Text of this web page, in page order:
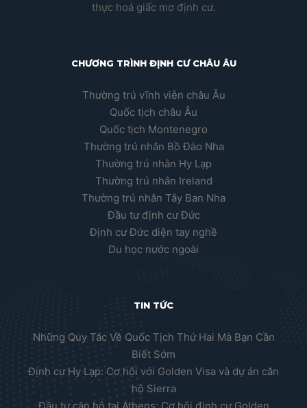
thực hoá giấc mơ định cư.
CHƯƠNG TRÌNH ĐỊNH CƯ CHÂU ÂU
Thường trú vĩnh viễn châu Âu
Quốc tịch châu Âu
Quốc tịch Montenegro
Thường trú nhân Bồ Đào Nha
Thường trú nhân Hy Lạp
Thường trú nhân Ireland
Thường trú nhân Tây Ban Nha
Đầu tư định cư Đức
Định cư Đức diện tay nghề
Du học nước ngoài
TIN TỨC
Những Quy Tắc Về Quốc Tịch Thứ Hai Mà Bạn Cần
Biết Sớm
Định cư Hy Lạp: Cơ hội với Golden Visa và dự án căn
hộ Sierra